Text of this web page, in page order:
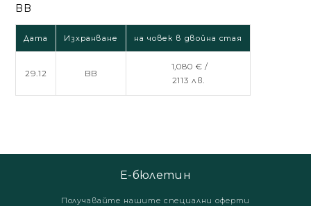
BB
Дата Изхранване на човек в двойна стая
29.12 BB
1,080 € /
2113 лв.
Е-бюлетин
Получавайте нашите специални оферти